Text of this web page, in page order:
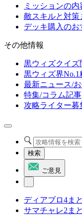
ミッションの
敵スキルと対策
デッキ購入のお
その他情報
黒ウィズクイズ
黒ウィズ界No.1
最新ニュース/
特集/コラム記事
攻略ライター募
検索
ご意見
ディアブロ4ま
サマチャレ2ま